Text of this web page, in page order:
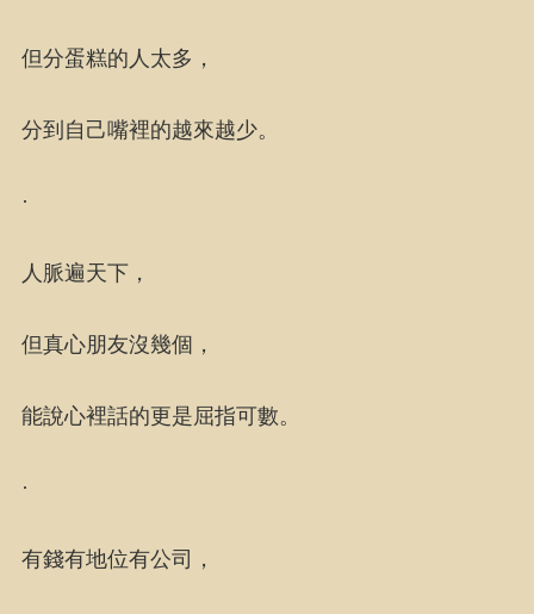
但分蛋糕的人太多，
分到自己嘴裡的越來越少。
·
人脈遍天下，
但真心朋友沒幾個，
能說心裡話的更是屈指可數。
·
有錢有地位有公司，